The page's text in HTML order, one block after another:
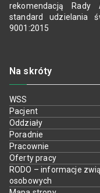
rekomendacją Rady
standard udzielania
9001:2015
Na skróty
WSS
Pacjent
Oddziały
Poradnie
Pracownie
Oferty pracy
RODO – informacje
osobowych